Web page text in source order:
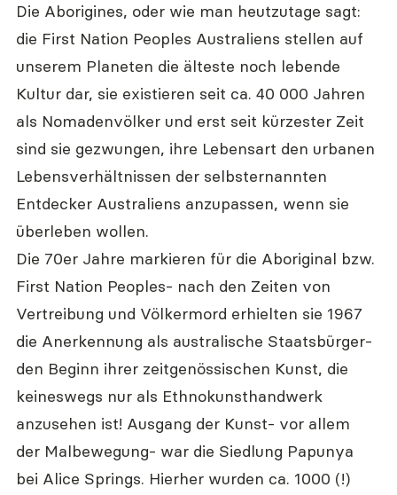
Die Aborigines, oder wie man heutzutage sagt:
die First Nation Peoples Australiens stellen auf
unserem Planeten die älteste noch lebende
Kultur dar, sie existieren seit ca. 40 000 Jahren
als Nomadenvölker und erst seit kürzester Zeit
sind sie gezwungen, ihre Lebensart den urbanen
Lebensverhältnissen der selbsternannten
Entdecker Australiens anzupassen, wenn sie
überleben wollen.
Die 70er Jahre markieren für die Aboriginal bzw.
First Nation Peoples- nach den Zeiten von
Vertreibung und Völkermord erhielten sie 1967
die Anerkennung als australische Staatsbürger-
den Beginn ihrer zeitgenössischen Kunst, die
keineswegs nur als Ethnokunsthandwerk
anzusehen ist! Ausgang der Kunst- vor allem
der Malbewegung- war die Siedlung Papunya
bei Alice Springs. Hierher wurden ca. 1000 (!)